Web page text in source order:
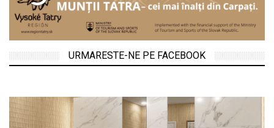
URMARESTE-NE PE FACEBOOK